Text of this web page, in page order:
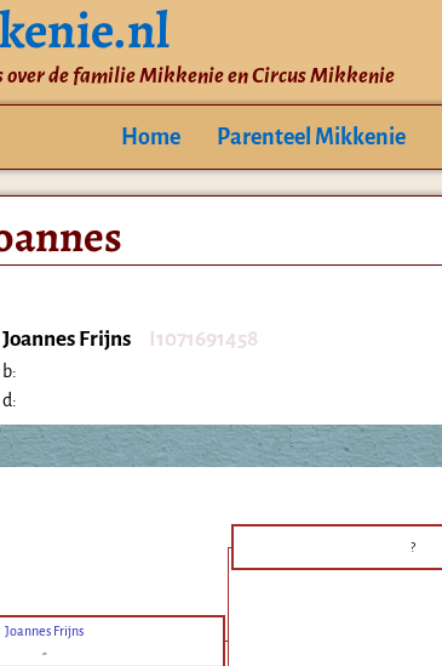
over de familie Mikkenie en Circus Mikkenie
Home Parenteel Mikkenie
Joannes Frijns I1071691458
b:
d:
?
Joannes Frijns
-